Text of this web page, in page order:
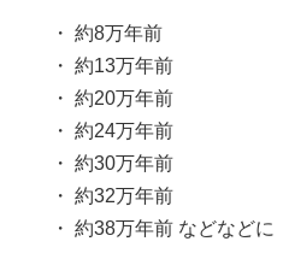
・ 約8万年前
・ 約13万年前
・ 約20万年前
・ 約24万年前
・ 約30万年前
・ 約32万年前
・ 約38万年前 などなどに